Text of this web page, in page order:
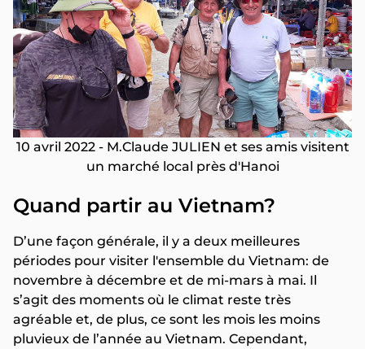
10 avril 2022 - M.Claude JULIEN et ses amis visitent
un marché local près d'Hanoi
Quand partir au Vietnam?
D’une façon générale, il y a deux meilleures
périodes pour visiter l'ensemble du Vietnam: de
novembre à décembre et de mi-mars à mai. Il
s’agit des moments où le climat reste très
agréable et, de plus, ce sont les mois les moins
pluvieux de l’année au Vietnam. Cependant,